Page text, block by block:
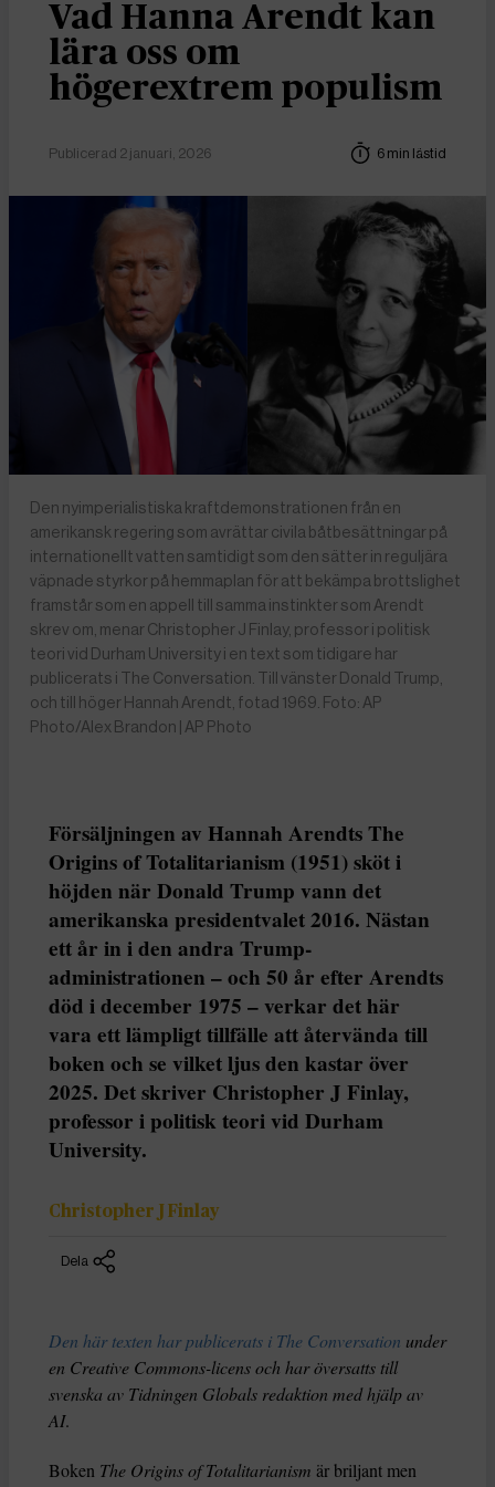
Vad Hanna Arendt kan
lära oss om
högerextrem populism
Publicerad 2 januari, 2026 6 min lästid
Den nyimperialistiska kraftdemonstrationen från en
amerikansk regering som avrättar civila båtbesättningar på
internationellt vatten samtidigt som den sätter in reguljära
väpnade styrkor på hemmaplan för att bekämpa brottslighet
framstår som en appell till samma instinkter som Arendt
skrev om, menar Christopher J Finlay, professor i politisk
teori vid Durham University i en text som tidigare har
publicerats i The Conversation. Till vänster Donald Trump,
och till höger Hannah Arendt, fotad 1969. Foto: AP
Photo/Alex Brandon | AP Photo
Försäljningen av Hannah Arendts The
Origins of Totalitarianism (1951) sköt i
höjden när Donald Trump vann det
amerikanska presidentvalet 2016. Nästan
ett år in i den andra Trump-
administrationen – och 50 år efter Arendts
död i december 1975 – verkar det här
vara ett lämpligt tillfälle att återvända till
boken och se vilket ljus den kastar över
2025. Det skriver Christopher J Finlay,
professor i politisk teori vid Durham
University.
Christopher J Finlay
Dela
Den här texten har publicerats i The Conversation under
en Creative Commons-licens och har översatts till
svenska av Tidningen Globals redaktion med hjälp av
AI.
Boken The Origins of Totalitarianism är briljant men